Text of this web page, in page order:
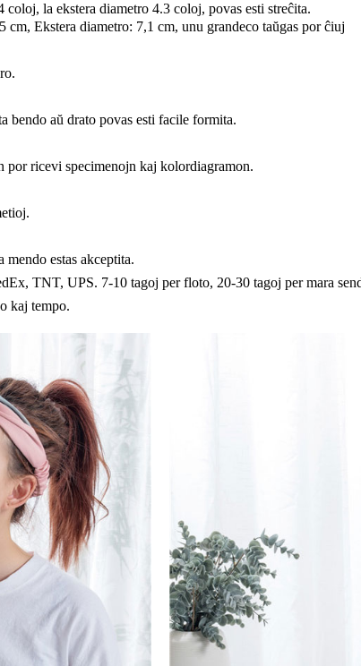
la ekstera diametro 4.3 coloj, povas esti streĉita.
Ekstera diametro: 7,1 cm, unu grandeco taŭgas por ĉiuj
bendo aŭ drato povas esti facile formita.
ricevi specimenojn kaj kolordiagramon.
estas akceptita.
TNT, UPS. 7-10 tagoj per floto, 20-30 tagoj per mara
kaj tempo.